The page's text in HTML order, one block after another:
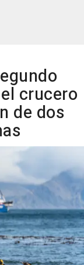
crucero
de dos